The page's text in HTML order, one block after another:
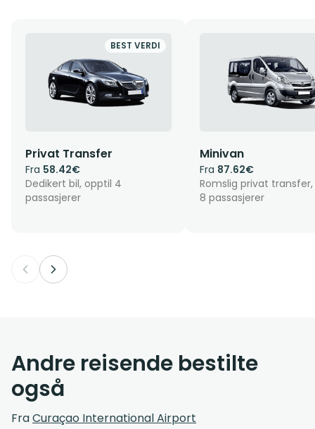
BEST VERDI
Privat Transfer
Fra 58.42€
Dedikert bil, opptil 4
passasjerer
Minivan
Fra 87.62€
Romslig privat
8 passasjerer
Andre reisende bestilte
også
FraCuraçao International Airport